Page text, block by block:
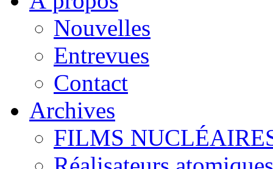
Nouvelles
Entrevues
Contact
Archives
FILMS